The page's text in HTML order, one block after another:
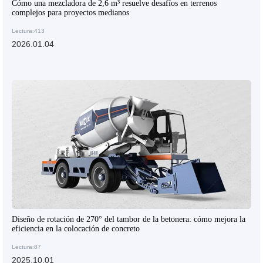
Cómo una mezcladora de 2,6 m³ resuelve desafíos en terrenos
complejos para proyectos medianos
Lectura:413
2026.01.04
Diseño de rotación de 270° del tambor de la betonera: cómo mejora la
eficiencia en la colocación de concreto
Lectura:87
2025.10.01